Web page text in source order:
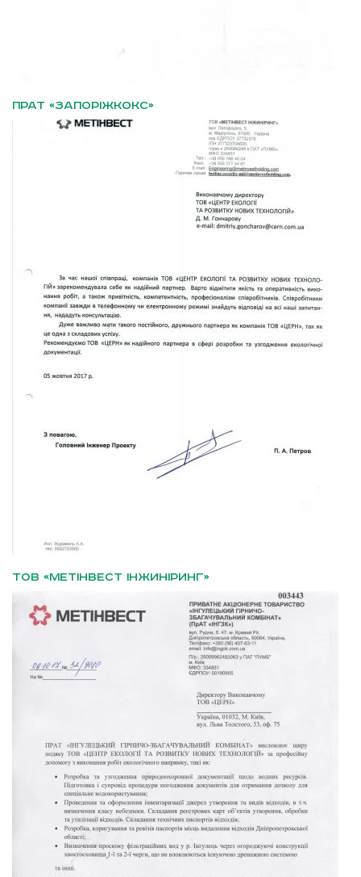
ПРАТ «ЗАПОРІЖКОКС»
ТОВ «МЕТІНВЕСТ ІНЖИНІРИНГ»